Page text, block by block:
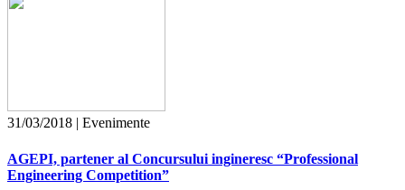
31/03/2018 | Evenimente
AGEPI, partener al Concursului ingineresc “Professional
Engineering Competition”